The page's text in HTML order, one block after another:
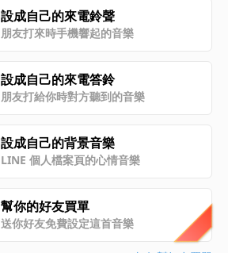
設成自己的來電鈴聲
朋友打來時手機響起的音樂
設成自己的來電答鈴
朋友打給你時對方聽到的音樂
設成自己的背景音樂
LINE 個人檔案頁的心情音樂
幫你的好友買單
送你好友免費設定這首音樂